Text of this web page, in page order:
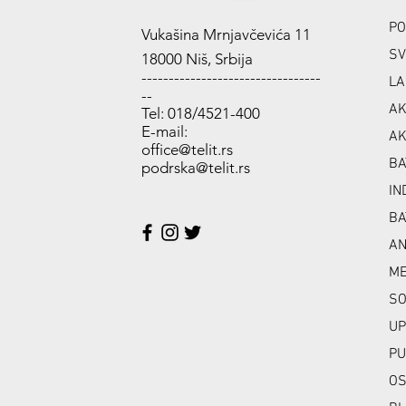
Vukašina Mrnjavčevića 11
18000 Niš, Srbija
---------------------------------
--
Tel: 018/4521-400
E-mail:
office@telit.rs
podrska@telit.rs